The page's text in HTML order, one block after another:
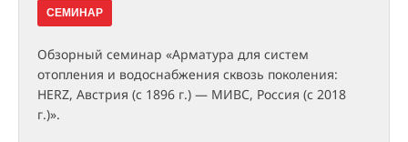
СЕМИНАР
Обзорный семинар «Арматура для систем
отопления и водоснабжения сквозь поколения:
HERZ, Австрия (с 1896 г.) — МИВС, Россия (с 2018
г.)».